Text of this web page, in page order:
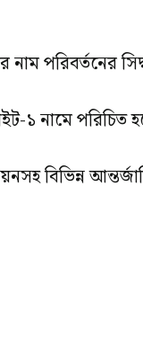
নাম পরিবর্তনের
১ নামে পরিচিত
বিভিন্ন